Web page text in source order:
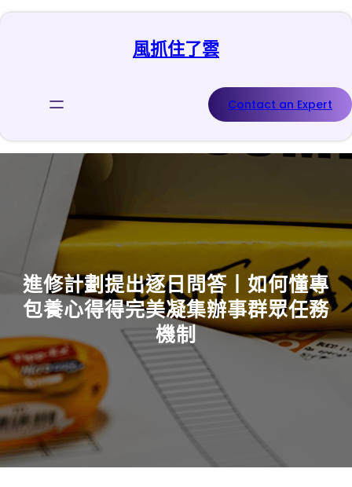
跳
風抓住了雲
Contact an Expert
進修計劃提出逐日問答丨如何懂專
包養心得得完美凝集辦事群眾任務
機制